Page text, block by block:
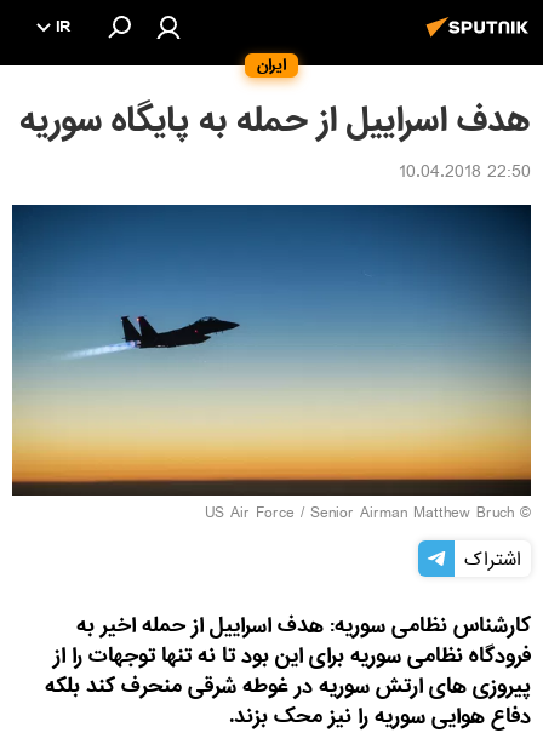
ایران
IR
هدف اسراییل از حمله به پایگاه سوریه
22:50 10.04.2018
© US Air Force / Senior Airman Matthew Bruch
اشتراک
کارشناس نظامی سوریه: هدف اسراییل از حمله اخیر به
فرودگاه نظامی سوریه برای این بود تا نه تنها توجهات را از
پیروزی های ارتش سوریه در غوطه شرقی منحرف کند بلکه
دفاع هوایی سوریه را نیز محک بزند.